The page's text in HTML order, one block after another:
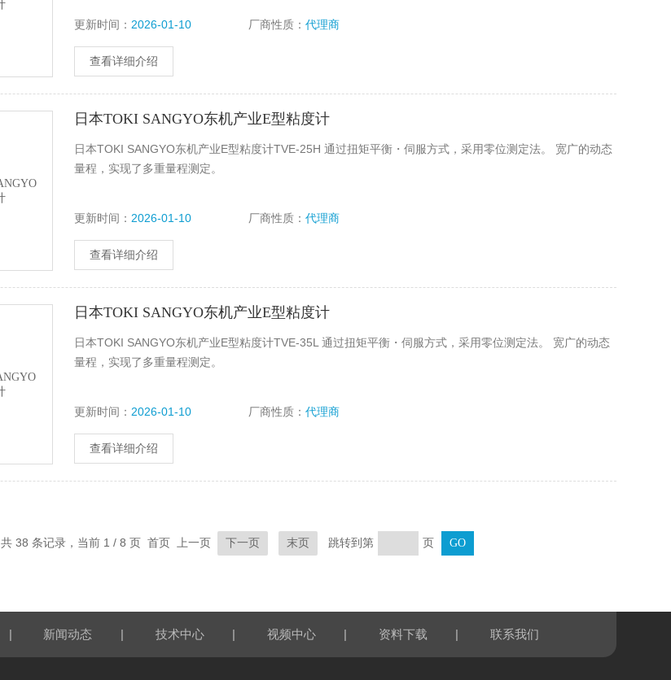
更新时间： 2026-01-10 厂商性质：代理商
查看详细介绍
日本TOKI SANGYO东机产业E型粘度计
日本TOKI SANGYO东机产业E型粘度计TVE-25H 通过扭矩平衡・伺服方式，采用零位测定法。 宽广的动态
量程，实现了多重量程测定。
更新时间： 2026-01-10 厂商性质：代理商
查看详细介绍
日本TOKI SANGYO东机产业E型粘度计
日本TOKI SANGYO东机产业E型粘度计TVE-35L 通过扭矩平衡・伺服方式，采用零位测定法。 宽广的动态
量程，实现了多重量程测定。
更新时间： 2026-01-10 厂商性质：代理商
查看详细介绍
共 38 条记录，当前 1 / 8 页 首页 上一页 下一页 末页 跳转到第 页
| 新闻动态 | 技术中心 | 视频中心 | 资料下载 | 联系我们